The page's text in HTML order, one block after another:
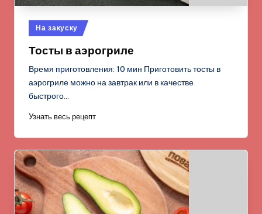
Опубликовано
в
На закуску
Тосты в аэрогриле
Время приготовления: 10 мин Приготовить тосты в
аэрогриле можно на завтрак или в качестве
быстрого…
Узнать весь рецепт